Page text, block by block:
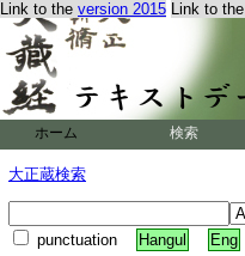
Link to the version 2015 Link to the
ホーム 検索
大正蔵検索
punctuation Hangul Eng